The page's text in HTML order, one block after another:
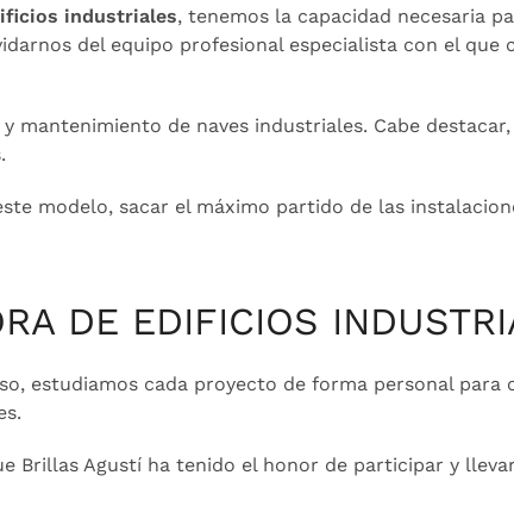
industriales, tenemos la capacidad necesaria
del equipo profesional especialista con el
de naves industriales. Cabe
modelo, sacar el máximo partido de las
DE EDIFICIOS
estudiamos cada proyecto de forma personal
Brillas Agustí ha tenido el honor de participar y